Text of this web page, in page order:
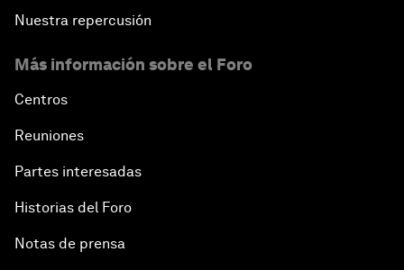
Nuestra repercusión
Más información sobre el Foro
Centros
Reuniones
Partes interesadas
Historias del Foro
Notas de prensa